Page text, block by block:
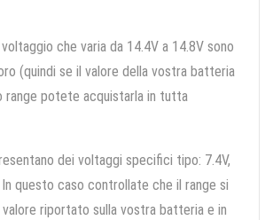
che varia da 14.4V a 14.8V sono
(quindi se il valore della vostra batteria
range potete acquistarla in tutta
dei voltaggi specifici tipo: 7.4V,
questo caso controllate che il range si
riportato sulla vostra batteria e in